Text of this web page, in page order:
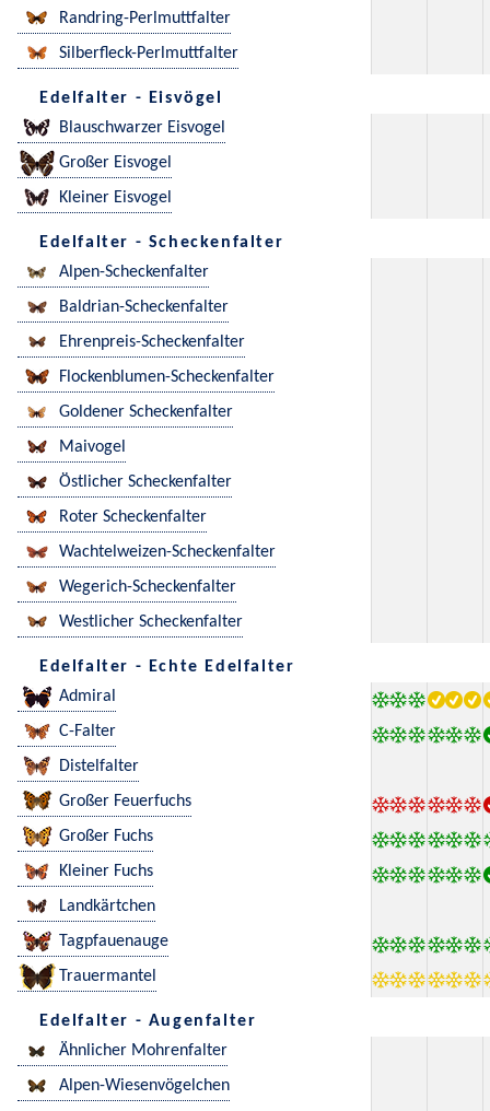
Randring-Perlmuttfalter
Silberfleck-Perlmuttfalter
Edelfalter - Eisvögel
Blauschwarzer Eisvogel
Großer Eisvogel
Kleiner Eisvogel
Edelfalter - Scheckenfalter
Alpen-Scheckenfalter
Baldrian-Scheckenfalter
Ehrenpreis-Scheckenfalter
Flockenblumen-Scheckenfalter
Goldener Scheckenfalter
Maivogel
Östlicher Scheckenfalter
Roter Scheckenfalter
Wachtelweizen-Scheckenfalter
Wegerich-Scheckenfalter
Westlicher Scheckenfalter
Edelfalter - Echte Edelfalter
Admiral
C-Falter
Distelfalter
Großer Feuerfuchs
Großer Fuchs
Kleiner Fuchs
Landkärtchen
Tagpfauenauge
Trauermantel
Edelfalter - Augenfalter
Ähnlicher Mohrenfalter
Alpen-Wiesenvögelchen